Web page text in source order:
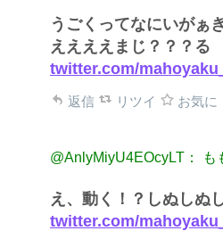
うごくってなにいがぁ
ええええまじ？？？る
twitter.com/
返信 リツイ お気に
@AnlyMiyU4EOcyLT： も
え、動く！？しぬしぬ
twitter.com/